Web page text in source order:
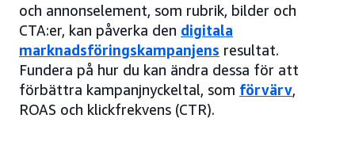
och annonselement, som rubrik, bilder och
CTA:er, kan påverka den digitala
marknadsföringskampanjens resultat.
Fundera på hur du kan ändra dessa för att
förbättra kampanjnyckeltal, som förvärv,
ROAS och klickfrekvens (CTR).